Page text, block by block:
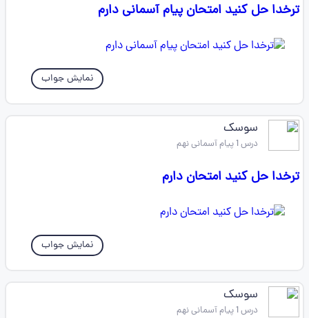
ترخدا حل کنید امتحان پیام آسمانی دارم
نمایش جواب
سوسک
درس 1 پیام آسمانی نهم
ترخدا حل کنید امتحان دارم
نمایش جواب
سوسک
درس 1 پیام آسمانی نهم